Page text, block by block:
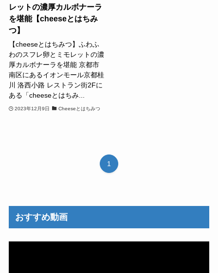
レットの濃厚カルボナーラ
を堪能【cheeseとはちみ
つ】
【cheeseとはちみつ】ふわふ
わのスフレ卵とミモレットの濃
厚カルボナーラを堪能 京都市
南区にあるイオンモール京都桂
川 洛西小路 レストラン街2Fに
ある「cheeseとはちみ...
2023年12月9日 Cheeseとはちみつ
1
おすすめ動画